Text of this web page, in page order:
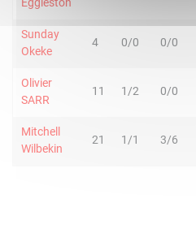
Sunday
Okeke
4 0/0 0/0
Olivier
SARR
11 1/2 0/0
Mitchell
Wilbekin
21 1/1 3/6